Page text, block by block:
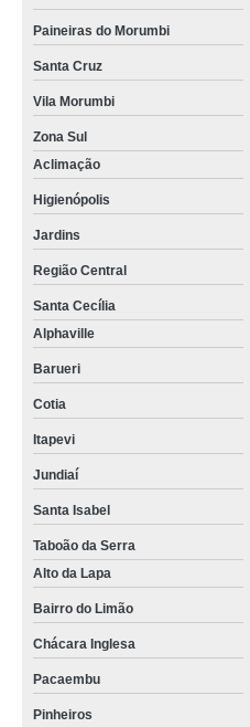
Paineiras do Morumbi
Santa Cruz
Vila Morumbi
Zona Sul
Aclimação
Higienópolis
Jardins
Região Central
Santa Cecília
Alphaville
Barueri
Cotia
Itapevi
Jundiaí
Santa Isabel
Taboão da Serra
Alto da Lapa
Bairro do Limão
Chácara Inglesa
Pacaembu
Pinheiros